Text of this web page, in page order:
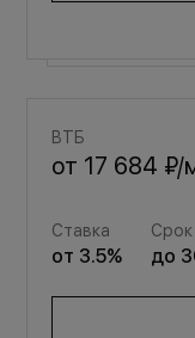
от20 655 ₽ /
от3.5% до30
ВТБ
от 17 684 ₽/
Ставка
от 3.5%
Срок
до